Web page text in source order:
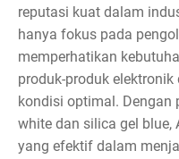
reputasi kuat dalam
hanya fokus pada
memperhatikan
produk-produk
kondisi optimal. Dengan
white dan silica gel blue,
yang efektif dalam